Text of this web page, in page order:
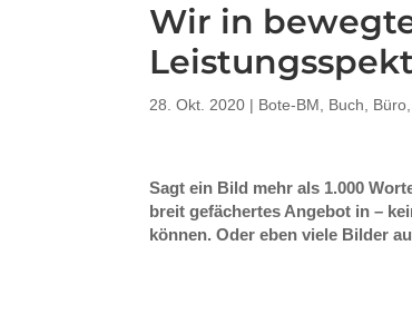
Wir in
28. Okt. 2020 | Bote-BM Buch Büro
Sagt ein Bild mehr als 1.000
breit gefächertes Angebot in –
können. Oder eben viele Bilder